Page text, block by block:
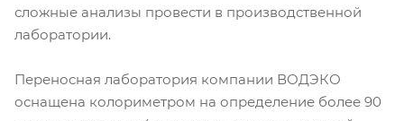
сложные анализы провести в производственной
лаборатории.
Переносная лаборатория компании ВОДЭКО
оснащена колориметром на определение более 90